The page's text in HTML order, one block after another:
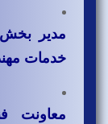
مدیر
خدمات
معاونت